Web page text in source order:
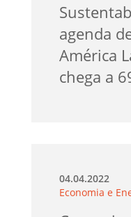
agenda
América
chega a
04.04.2022
Economia e